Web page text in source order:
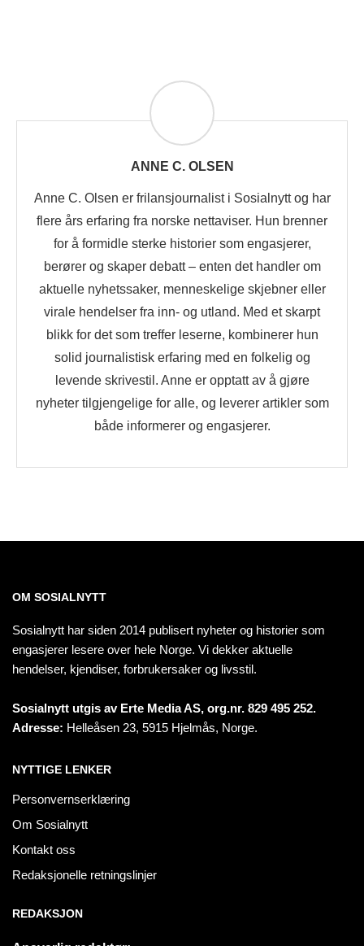
ANNE C. OLSEN
Anne C. Olsen er frilansjournalist i Sosialnytt og har
flere års erfaring fra norske nettaviser. Hun brenner
for å formidle sterke historier som engasjerer,
berører og skaper debatt – enten det handler om
aktuelle nyhetssaker, menneskelige skjebner eller
virale hendelser fra inn- og utland. Med et skarpt
blikk for det som treffer leserne, kombinerer hun
solid journalistisk erfaring med en folkelig og
levende skrivestil. Anne er opptatt av å gjøre
nyheter tilgjengelige for alle, og leverer artikler som
både informerer og engasjerer.
OM SOSIALNYTT
Sosialnytt har siden 2014 publisert nyheter og historier som
engasjerer lesere over hele Norge. Vi dekker aktuelle
hendelser, kjendiser, forbrukersaker og livsstil.
Sosialnytt utgis av Erte Media AS, org.nr. 829 495 252.
Adresse: Helleåsen 23, 5915 Hjelmås, Norge.
NYTTIGE LENKER
Personvernserklæring
Om Sosialnytt
Kontakt oss
Redaksjonelle retningslinjer
REDAKSJON